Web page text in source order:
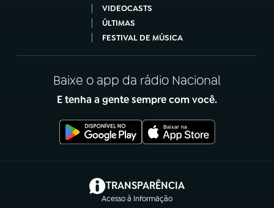
VIDEOCASTS
ÚLTIMAS
FESTIVAL DE MÚSICA
Baixe o app da rádio Nacional
E tenha a gente sempre com você.
TRANSPARÊNCIA
Acesso à Informação
(abre em nova aba)